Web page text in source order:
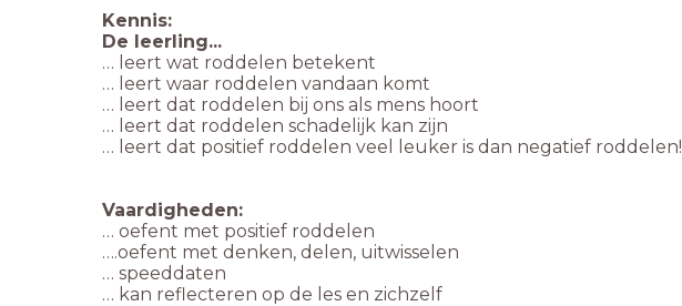
Kennis:
De leerling...
… leert wat roddelen betekent
… leert waar roddelen vandaan komt
… leert dat roddelen bij ons als mens hoort
… leert dat roddelen schadelijk kan zijn
… leert dat positief roddelen veel leuker is dan negatief roddelen!
Vaardigheden:
… oefent met positief roddelen
….oefent met denken, delen, uitwisselen
… speeddaten
… kan reflecteren op de les en zichzelf